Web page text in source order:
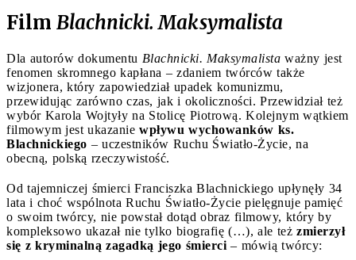
Film Blachnicki. Maksymalista
Dla autorów dokumentu Blachnicki. Maksymalista ważny jest
fenomen skromnego kapłana – zdaniem twórców także
wizjonera, który zapowiedział upadek komunizmu,
przewidując zarówno czas, jak i okoliczności. Przewidział też
wybór Karola Wojtyły na Stolicę Piotrową. Kolejnym wątkiem
filmowym jest ukazanie wpływu wychowanków ks.
Blachnickiego – uczestników Ruchu Światło-Życie, na
obecną, polską rzeczywistość.
Od tajemniczej śmierci Franciszka Blachnickiego upłynęły 34
lata i choć wspólnota Ruchu Światło-Życie pielęgnuje pamięć
o swoim twórcy, nie powstał dotąd obraz filmowy, który by
kompleksowo ukazał nie tylko biografię (…), ale też zmierzył
się z kryminalną zagadką jego śmierci – mówią twórcy: